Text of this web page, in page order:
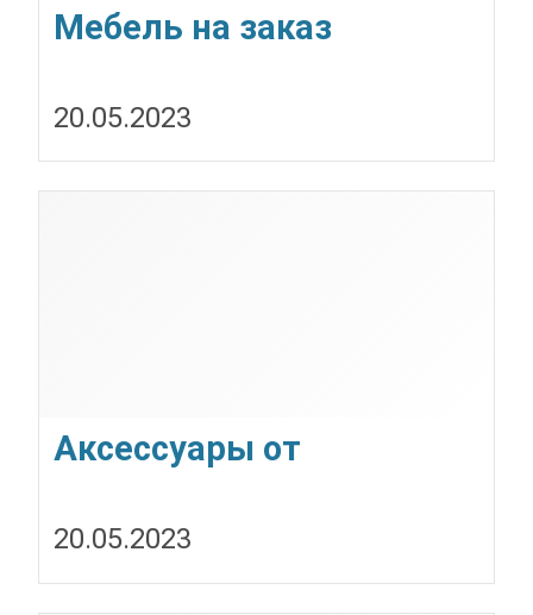
Мебель на заказ
20.05.2023
Аксессуары от
20.05.2023